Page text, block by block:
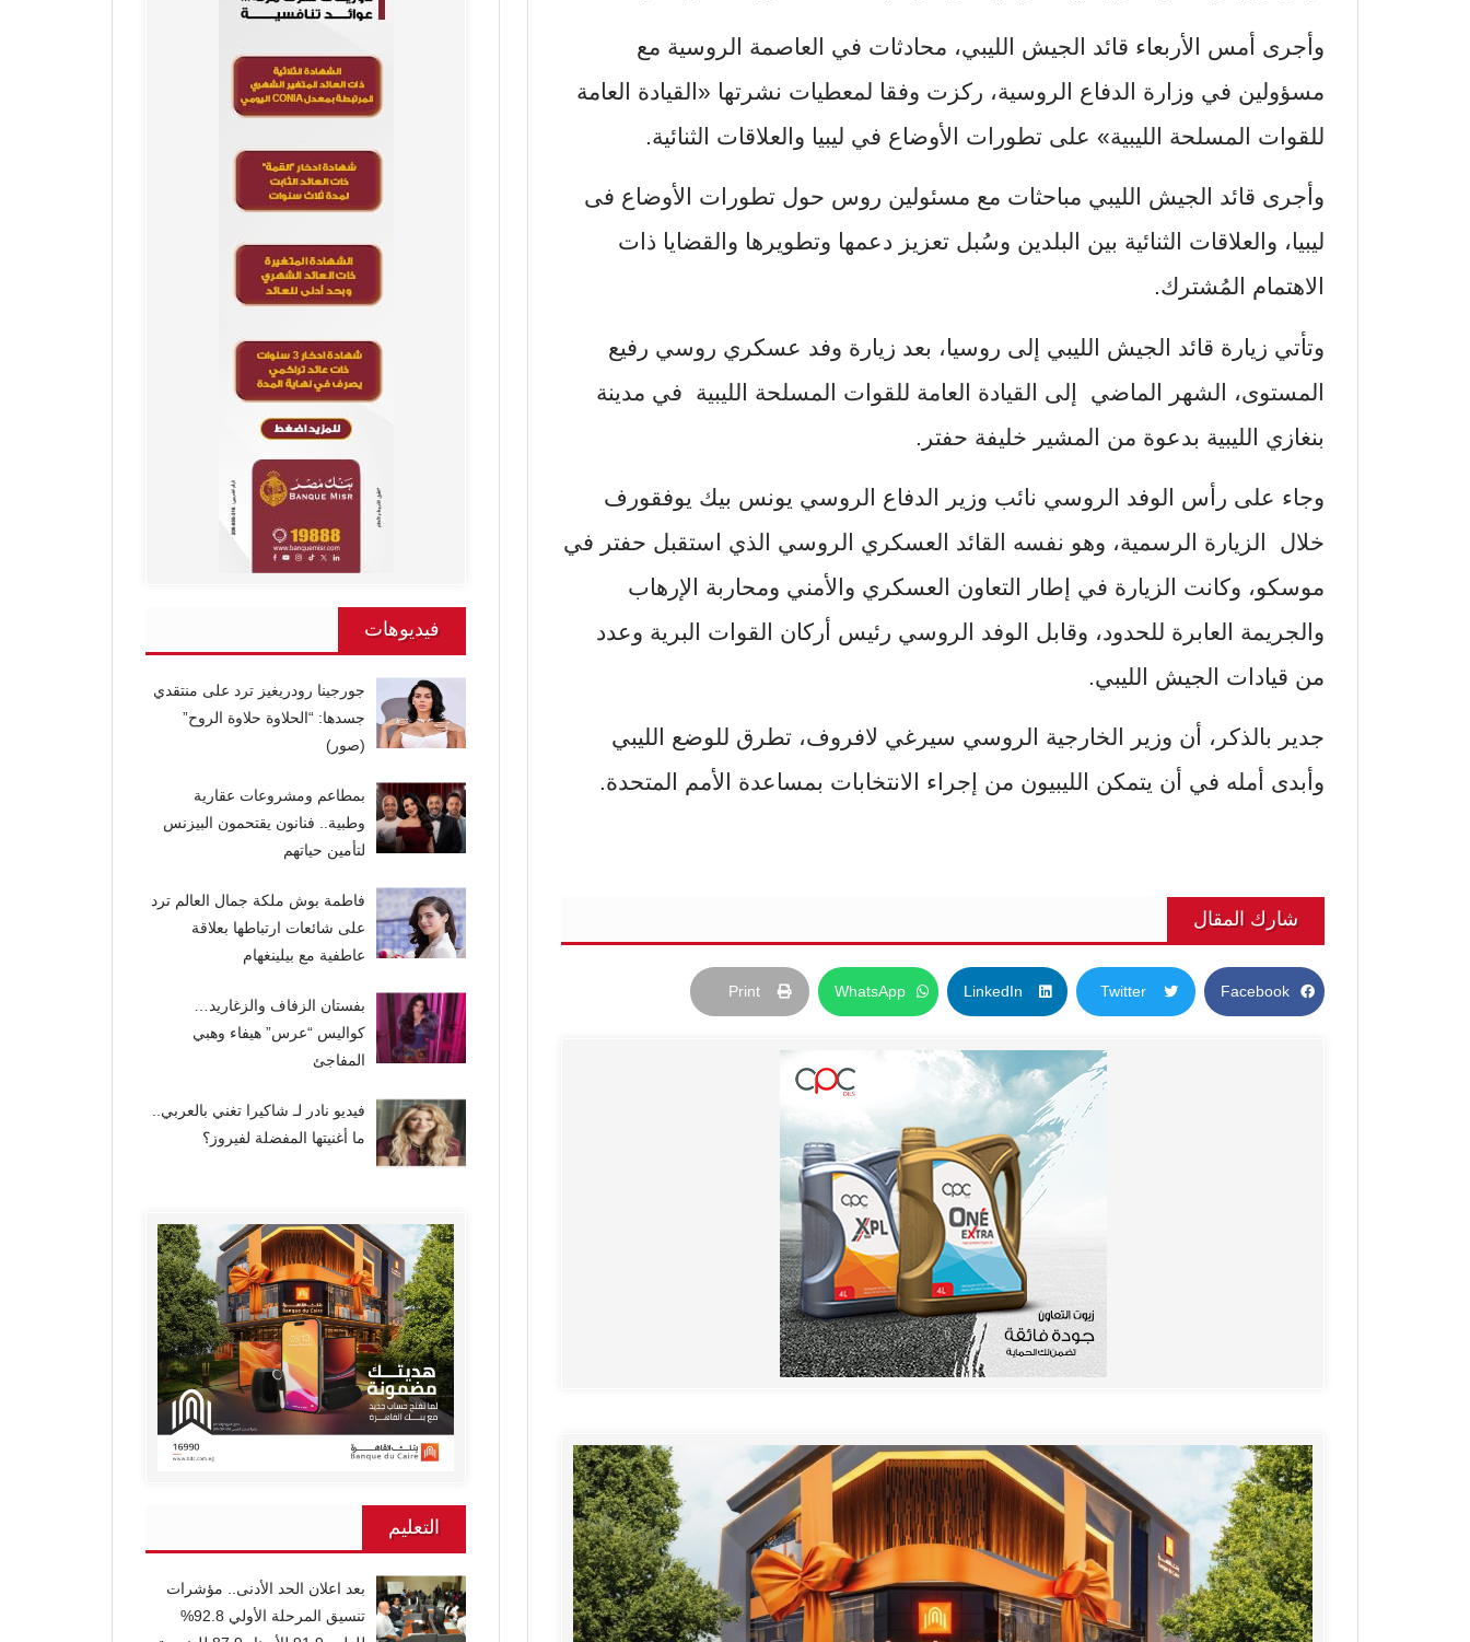
وأجرى أمس الأربعاء قائد الجيش الليبي، محادثات في العاصمة الروسية مع
مسؤولين في وزارة الدفاع الروسية، ركزت وفقا لمعطيات نشرتها «القيادة العامة
للقوات المسلحة الليبية» على تطورات الأوضاع في ليبيا والعلاقات الثنائية.
وأجرى قائد الجيش الليبي مباحثات مع مسئولين روس حول تطورات الأوضاع فى
ليبيا، والعلاقات الثنائية بين البلدين وسُبل تعزيز دعمها وتطويرها والقضايا ذات
الاهتمام المُشترك.
وتأتي زيارة قائد الجيش الليبي إلى روسيا، بعد زيارة وفد عسكري روسي رفيع
المستوى، الشهر الماضي إلى القيادة العامة للقوات المسلحة الليبية في مدينة
بنغازي الليبية بدعوة من المشير خليفة حفتر.
وجاء على رأس الوفد الروسي نائب وزير الدفاع الروسي يونس بيك يوفقورف
خلال الزيارة الرسمية، وهو نفسه القائد العسكري الروسي الذي استقبل حفتر في
موسكو، وكانت الزيارة في إطار التعاون العسكري والأمني ومحاربة الإرهاب
والجريمة العابرة للحدود، وقابل الوفد الروسي رئيس أركان القوات البرية وعدد
من قيادات الجيش الليبي.
جدير بالذكر، أن وزير الخارجية الروسي سيرغي لافروف، تطرق للوضع الليبي
وأبدى أمله في أن يتمكن الليبيون من إجراء الانتخابات بمساعدة الأمم المتحدة.
شارك المقال
Facebook
Twitter
LinkedIn
WhatsApp
Print
فيديوهات
جورجينا رودريغيز ترد على منتقدي
جسدها: “الحلاوة حلاوة الروح”
(صور)
بمطاعم ومشروعات عقارية
وطبية.. فنانون يقتحمون البيزنس
لتأمين حياتهم
فاطمة بوش ملكة جمال العالم ترد
على شائعات ارتباطها بعلاقة
عاطفية مع بيلينغهام
بفستان الزفاف والزغاريد…
كواليس “عرس” هيفاء وهبي
المفاجئ
فيديو نادر لـ شاكيرا تغني بالعربي..
ما أغنيتها المفضلة لفيروز؟
التعليم
بعد اعلان الحد الأدنى.. مؤشرات
تنسيق المرحلة الأولي 92.8%